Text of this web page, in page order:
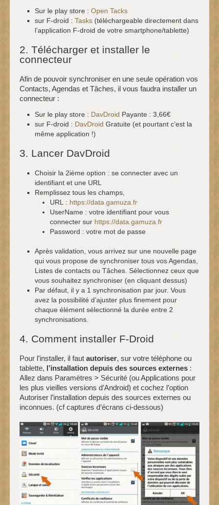
Sur le play store : Open Tacks
sur F-droid : Tasks (téléchargeable directement dans
l’application F-droid de votre smartphone/tablette)
2. Télécharger et installer le
connecteur
Afin de pouvoir synchroniser en une seule opération vos
Contacts, Agendas et Tâches, il vous faudra installer un
connecteur :
Sur le play store : DavDroid Payante : 3,66€
sur F-droid : DavDroid Gratuite (et pourtant c’est la
même application !)
3. Lancer DavDroid
Choisir la 2ième option : se connecter avec un
identifiant et une URL
Remplissez tous les champs,
URL : https://data.gamuza.fr
UserName : votre identifiant pour vous
connecter sur https://data.gamuza.fr
Password : votre mot de passe
Après validation, vous arrivez sur une nouvelle page
qui vous propose de synchroniser tous vos Agendas,
Listes de contacts ou Tâches. Sélectionnez ceux que
vous souhaitez synchroniser (en cliquant dessus)
Par défaut, il y a 1 synchronisation par jour. Vous
avez la possibilité d’ajuster plus finement pour
chaque élément sélectionné la durée entre 2
synchronisations.
4. Comment installer F-Droid
Pour l’installer, il faut autoriser, sur votre téléphone ou
tablette, l’installation depuis des sources externes :
Allez dans Paramètres > Sécurité (ou Applications pour
les plus vieilles versions d’Android) et cochez l’option
Autoriser l’installation depuis des sources externes ou
inconnues. (cf captures d’écrans ci-dessous)